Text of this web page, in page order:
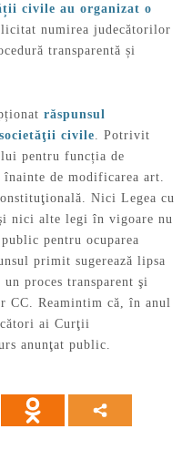
civile au organizat o
numirea judecătorilor
transparentă și
răspunsul
civile . Potrivit
pentru funcția de
de modificarea art.
Nici Legea cu
nici alte legi în vigoare nu
pentru ocuparea
primit sugerează lipsa
proces transparent şi
CC. Reamintim că, în anul
ai Curţii
anunţat public.